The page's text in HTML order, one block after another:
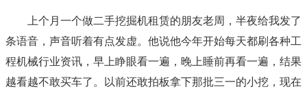
上个月一个做二手挖掘机租赁的朋友老周，半夜给我发了
条语音，声音听着有点发虚。他说他今年开始每天都刷各种工
程机械行业资讯，早上睁眼看一遍，晚上睡前再看一遍，结果
越看越不敢买车了。以前还敢拍板拿下那批三一的小挖，现在